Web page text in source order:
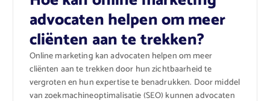
advocaten helpen om meer
cliënten aan te trekken?
Online marketing kan advocaten helpen om meer
cliënten aan te trekken door hun zichtbaarheid te
vergroten en hun expertise te benadrukken. Door middel
van zoekmachineoptimalisatie (SEO) kunnen advocaten